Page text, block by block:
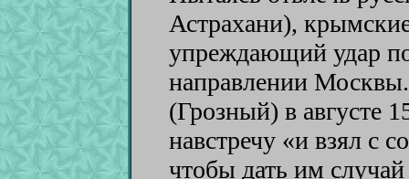
Астрахани),
упреждающий удар
направлении
(Грозный) в августе
навстречу «и взял с
чтобы дать им случай